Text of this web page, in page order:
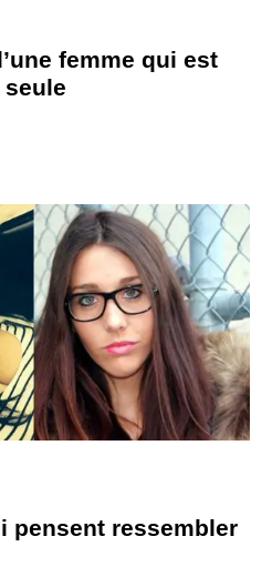
femme qui est
pensent ressembler